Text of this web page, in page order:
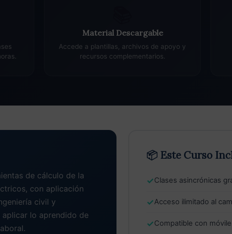
Material Descargable
Accede a plantillas, archivos de apoyo y
recursos complementarios.
de cálculo de la
con aplicación
civil y
lo aprendido de
📦 Este Curso
✓Clases asincrónicas
✓Acceso ilimitado al
✓Compatible con